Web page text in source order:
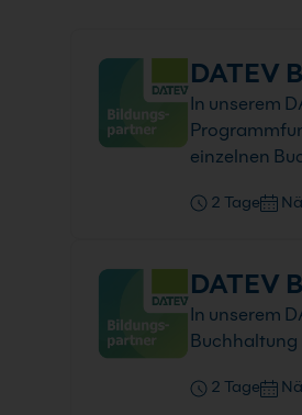
DATEV
In unserem
einzelnen
2 Tage
DATEV
In unserem
Buchhaltung
2 Tage